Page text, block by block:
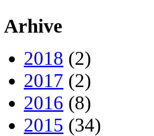
Arhive
2018 (2)
2017 (2)
2016 (8)
2015 (34)